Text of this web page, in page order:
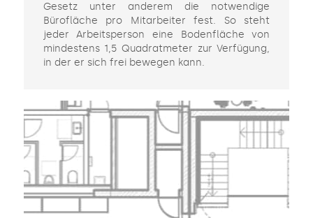
Gesetz unter anderem die notwendige
Bürofläche pro Mitarbeiter fest. So steht
jeder Arbeitsperson eine Bodenfläche von
mindestens 1,5 Quadratmeter zur Verfügung,
in der er sich frei bewegen kann.